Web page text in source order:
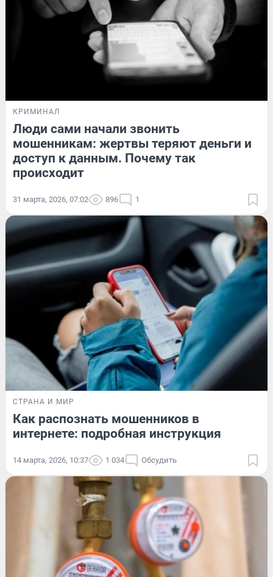
КРИМИНАЛ
Люди сами начали звонить
мошенникам: жертвы теряют деньги и
доступ к данным. Почему так
происходит
31 марта, 2026, 07:02 896 1
СТРАНА И МИР
Как распознать мошенников в
интернете: подробная инструкция
14 марта, 2026, 10:37 1 034 Обсудить